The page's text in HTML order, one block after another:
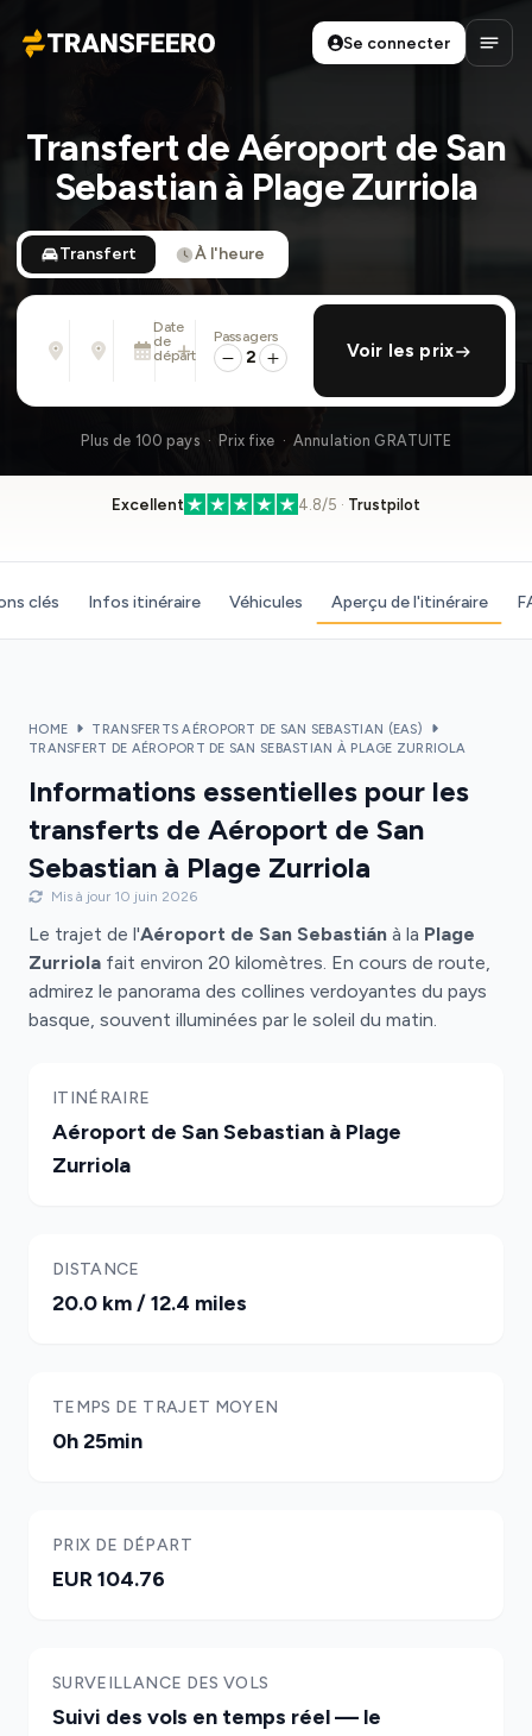
Transfeero
Se connecter
Transfert de Aéroport de San
Sebastian à Plage Zurriola
Transfert À l'heure
Adresse, aéroport, hôtel, ...
Adresse, aéroport, hôtel, ...
Date
de
départ
Mar. 11 Août · 01:45 PM
ajouter retour
Passagers
2 Voir les prix
Plus de 100 pays · Prix fixe · Annulation GRATUITE
Excellent 4.8/5 · Trustpilot
clés Infos itinéraire Véhicules Aperçu de l'itinéraire
HOME
TRANSFERTS AÉROPORT DE SAN SEBASTIAN (EAS)
TRANSFERT DE AÉROPORT DE SAN SEBASTIAN À PLAGE ZURRIOLA
Informations essentielles pour les
transferts de Aéroport de San
Sebastian à Plage Zurriola
Mis à jour 10 juin 2026
Le trajet de l'Aéroport de San Sebastián à la Plage
Zurriola fait environ 20 kilomètres. En cours de route,
admirez le panorama des collines verdoyantes du pays
basque, souvent illuminées par le soleil du matin.
ITINÉRAIRE
Aéroport de San Sebastian à Plage
Zurriola
DISTANCE
20.0 km / 12.4 miles
TEMPS DE TRAJET MOYEN
0h 25min
PRIX DE DÉPART
EUR 104.76
SURVEILLANCE DES VOLS
Suivi des vols en temps réel — le